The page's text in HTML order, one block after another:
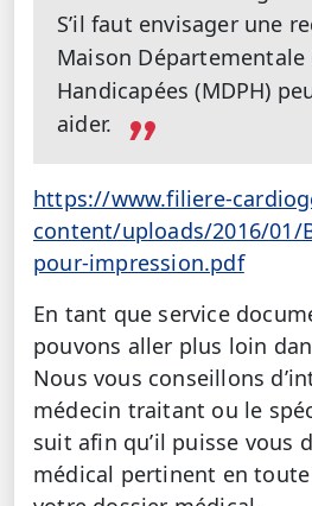
S’il faut envisager une
Maison Départementale
Handicapées (MDPH)
aider.
https://www.filiere-
content/uploads/2016/01/
pour-impression.pdf
En tant que service
pouvons aller plus loin
Nous vous conseillons
médecin traitant ou le
suit afin qu’il puisse vous
médical pertinent en